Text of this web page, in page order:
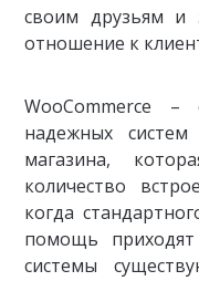
своим друзьям и
отношение к
WooCommerce
надежных
магазина,
количество
когда
помощь
системы